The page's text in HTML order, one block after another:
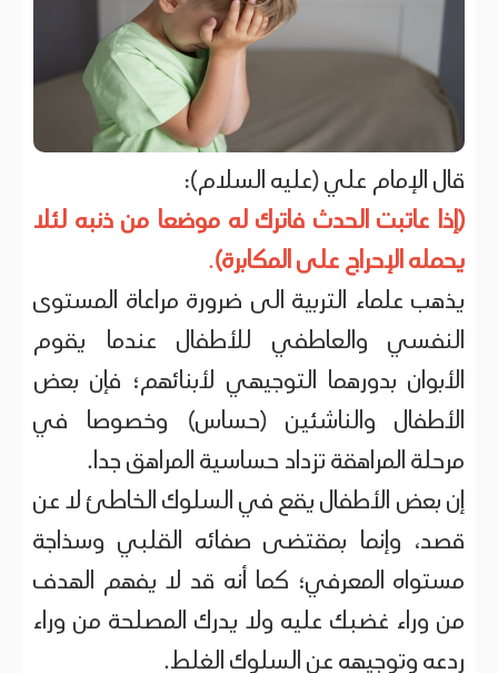
قال الإمام علي (عليه السلام):
(إذا عاتبت الحدث فاترك له موضعا من ذنبه لئلا
يحمله الإحراج على المكابرة).
يذهب علماء التربية الى ضرورة مراعاة المستوى
النفسي والعاطفي للأطفال عندما يقوم
الأبوان بدورهما التوجيهي لأبنائهم؛ فإن بعض
الأطفال والناشئين (حساس) وخصوصا في
مرحلة المراهقة تزداد حساسية المراهق جدا.
إن بعض الأطفال يقع في السلوك الخاطئ لا عن
قصد، وإنما بمقتضى صفائه القلبي وسذاجة
مستواه المعرفي؛ كما أنه قد لا يفهم الهدف
من وراء غضبك عليه ولا يدرك المصلحة من وراء
ردعه وتوجيهه عن السلوك الغلط.